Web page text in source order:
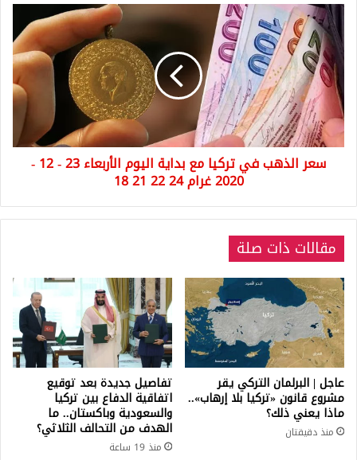
سعر
الذهب
في
تركيا
مع
بداية
اليوم
الأربعاء
23
2020
24
22
21
18
سعر الذهب في تركيا مع بداية اليوم الأربعاء 23 - 12 -
2020 غرام 24 22 21 18
مقالات ذات صلة
عاجل | البرلمان التركي يقر
مشروع قانون «تركيا بلا إرهاب»..
ماذا يعني ذلك؟
منذ دقيقتان
تفاصيل جديدة بعد توقيع
اتفاقية الدفاع بين تركيا
والسعودية وباكستان.. ما
الهدف من التحالف الثلاثي؟
منذ 19 ساعة